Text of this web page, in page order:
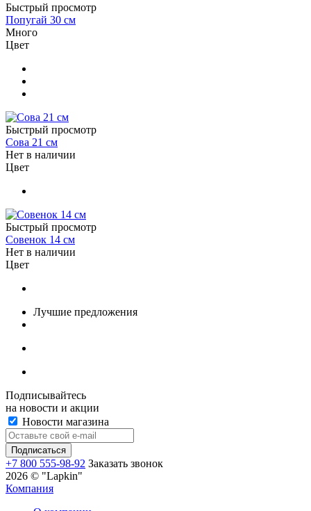
Быстрый просмотр
Попугай 30 см
Много
Цвет
Быстрый просмотр
Сова 21 см
Нет в наличии
Цвет
Быстрый просмотр
Совенок 14 см
Нет в наличии
Цвет
Лучшие предложения
Подписывайтесь
на новости и акции
Новости магазина
+7 800 555-98-92 Заказать звонок
2026 © "Lapkin"
Компания